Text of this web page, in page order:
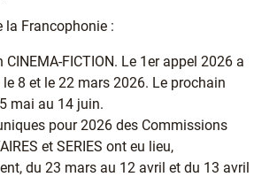
Accès pro
Créer un compte
Connexion
J'ai oublié mon mot de
la Francophonie :
FICTION. Le 1er appel 2026 a
le 8 et le 22 mars 2026. Le prochain
mai au 14 juin.
pour 2026 des Commissions
et SERIES ont eu lieu,
du 23 mars au 12 avril et du 13 avril